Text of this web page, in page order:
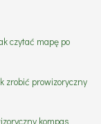
czytać mapę po
zrobić prowizoryczny
kompas